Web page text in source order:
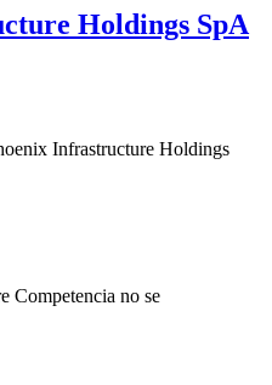
Holdings SpA
Infrastructure Holdings
Competencia no se